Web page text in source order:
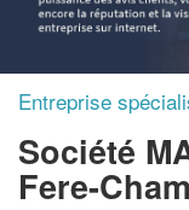
Entreprise
Société
Fere-